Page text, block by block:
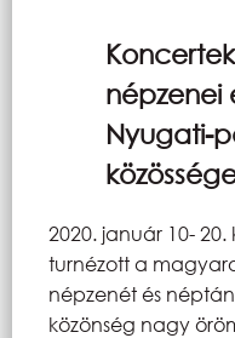
népzenei
Nyugati-
2020. január 10-
turnézott a
népzenét és
közönség nagy